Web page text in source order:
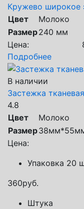
Кружево широкое
Цвет
Молоко
Размер240 мм
Цена:
Подробнее
В наличии
Застежка
4.8
Цвет
Молоко
Размер
Цена:
Упаковка 20
360руб.
Штука